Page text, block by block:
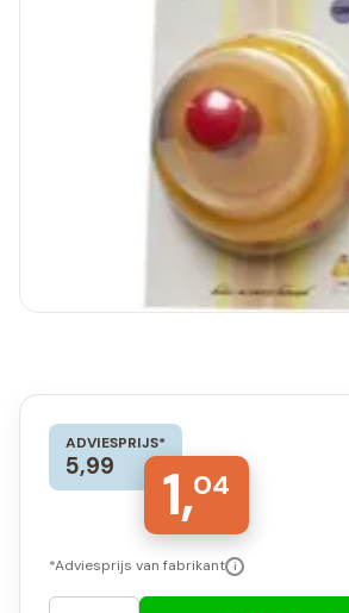
ADVIESPRIJS*
5,99 1,04
*Adviesprijs van fabrikant i